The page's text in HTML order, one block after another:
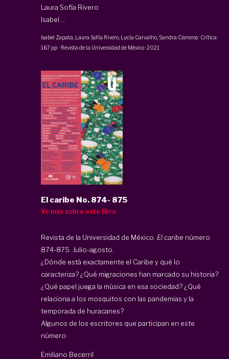
Laura Sofía Rivero
Isabel ...
Isabel Zapata , Laura Sofía Rivero, Lucía Carvalho Sandra Cisneros· Crítica ·
167 pp · Revista de la Universidad de México·2021
El caribe No. 874- 875
Ve más sobre este libro
Revista de la Universidad de México. El caribe número
874-875. Julio-agosto.
¿Dónde está exactamente el Caribe y qué lo
caracteriza? ¿Qué migraciones han marcado su historia?
¿Qué papel juega la música en esa sociedad? ¿Qué
relaciona a los mosquitos con las pandemias y la
temporada de huracanes?
Algunos de los escritores que participan en este
número:
Emiliano Becerril